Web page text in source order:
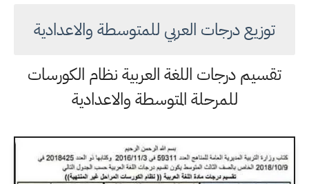
توزيع درجات العربي للمتوسطة والاعدادية
تقسيم درجات اللغة العربية نظام الكورسات
للمرحلة المتوسطة والاعدادية